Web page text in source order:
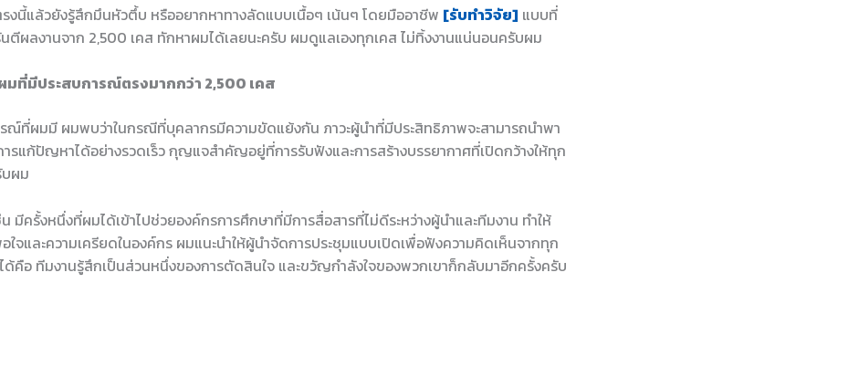
งนี้แล้วยังรู้สึกมึนหัวตึ้บ หรืออยากหาทางลัดแบบเนื้อๆ เน้นๆ โดยมืออาชีพ [รับทำวิจัย] แบบที่
นตีผลงานจาก 2,500 เคส ทักหาผมได้เลยนะครับ ผมดูแลเองทุกเคส ไม่ทิ้งงานแน่นอนครับผม
ที่มีประสบการณ์ตรงมากกว่า 2,500 เคส
ณ์ที่ผมมี ผมพบว่าในกรณีที่บุคลากรมีความขัดแย้งกัน ภาวะผู้นำที่มีประสิทธิภาพจะสามารถนำพา
รแก้ปัญหาได้อย่างรวดเร็ว กุญแจสำคัญอยู่ที่การรับฟังและการสร้างบรรยากาศที่เปิดกว้างให้ทุก
ผม
มีครั้งหนึ่งที่ผมได้เข้าไปช่วยองค์กรการศึกษาที่มีการสื่อสารที่ไม่ดีระหว่างผู้นำและทีมงาน ทำให้
ใจและความเครียดในองค์กร ผมแนะนำให้ผู้นำจัดการประชุมแบบเปิดเพื่อฟังความคิดเห็นจากทุก
คือ ทีมงานรู้สึกเป็นส่วนหนึ่งของการตัดสินใจ และขวัญกำลังใจของพวกเขาก็กลับมาอีกครั้งครับ